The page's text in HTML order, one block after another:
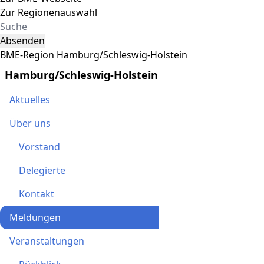
Zur Regionenauswahl
Absenden
BME-Region Hamburg/Schleswig-Holstein
Hamburg/Schleswig-Holstein
Aktuelles
Über uns
Vorstand
Delegierte
Kontakt
Meldungen
Veranstaltungen